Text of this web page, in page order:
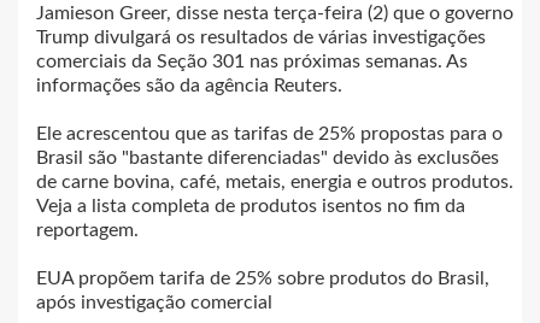
Jamieson Greer, disse nesta terça-feira (2) que o governo
Trump divulgará os resultados de várias investigações
comerciais da Seção 301 nas próximas semanas. As
informações são da agência Reuters.
Ele acrescentou que as tarifas de 25% propostas para o
Brasil são "bastante diferenciadas" devido às exclusões
de carne bovina, café, metais, energia e outros produtos.
Veja a lista completa de produtos isentos no fim da
reportagem.
EUA propõem tarifa de 25% sobre produtos do Brasil,
após investigação comercial